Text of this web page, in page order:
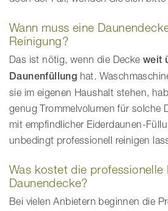
Wann muss eine
Reinigung?
Das ist nötig, wenn die Decke weit
Daunenfüllung hat.
sie im eigenen Haushalt stehen,
genug Trommelvolumen für solche
mit empfindlicher Eiderdaunen-
unbedingt professionell reinigen
Was kostet die professionelle
Daunendecke?
Bei vielen Anbietern beginnen die